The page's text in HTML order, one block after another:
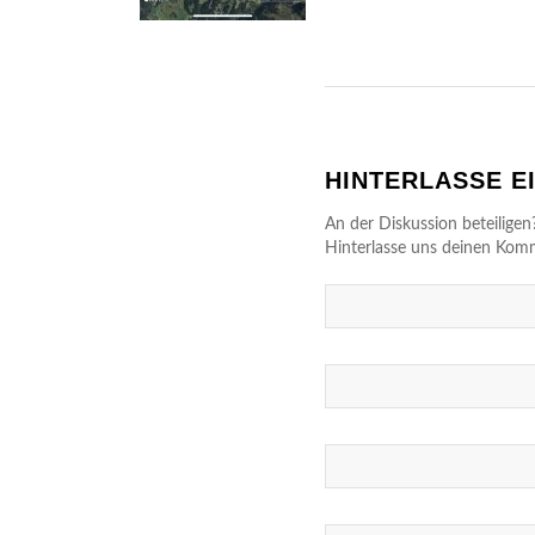
HINTERLASSE
An der Diskussion
Hinterlasse uns deinen